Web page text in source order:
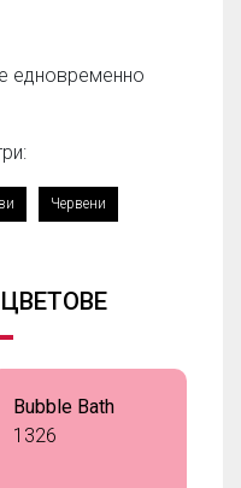
едновременно
Червени
Bubble Bath
1326